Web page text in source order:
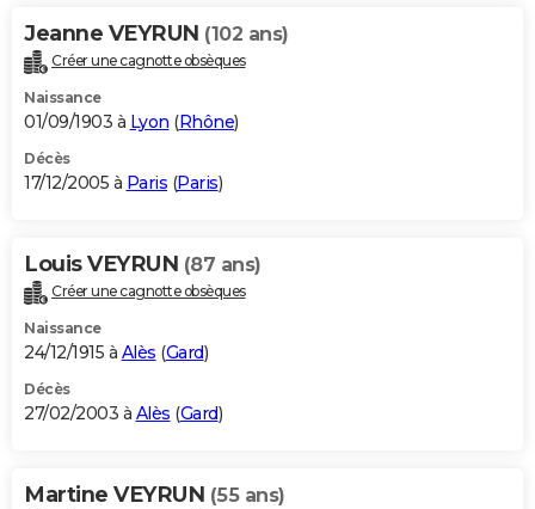
Jeanne VEYRUN (102 ans)
Créer une cagnotte obsèques
Naissance
01/09/1903 à Lyon (Rhône)
Décès
17/12/2005 à Paris (Paris)
Louis VEYRUN (87 ans)
Créer une cagnotte obsèques
Naissance
24/12/1915 à Alès (Gard)
Décès
27/02/2003 à Alès (Gard)
Martine VEYRUN (55 ans)